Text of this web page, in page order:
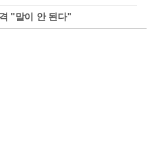
"말이 안 된다"